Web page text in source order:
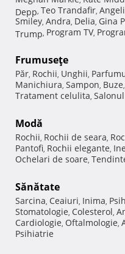
Depp, Teo Trandafir,
Smiley, Andra, Delia, Gina
Trump, Program TV,
Frumuseţe
Păr, Rochii, Unghii,
Manichiura, Sampon, Buze,
Tratament celulita,
Modă
Rochii, Rochii de seara,
Pantofi, Rochii elegante,
Ochelari de soare,
Sănătate
Sarcina, Ceaiuri, Inima,
Stomatologie, Colesterol,
Cardiologie, Oftalmologie,
Psihiatrie